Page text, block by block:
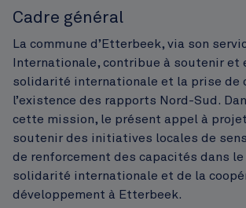
Cadre général
La commune d’Etterbeek, via son
Internationale, contribue à soutenir et
solidarité internationale et la prise de
l’existence des rapports Nord-Sud.
cette mission, le présent appel à
soutenir des initiatives locales de
de renforcement des capacités dans le
solidarité internationale et de la
développement à Etterbeek.